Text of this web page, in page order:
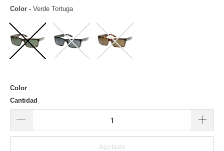
Color - Verde Tortuga
Color
Cantidad
Agotado